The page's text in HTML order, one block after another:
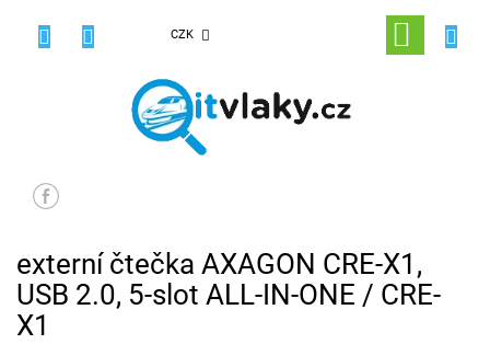
CZK
NÁKUPNÍ
KOŠÍK
externí čtečka AXAGON CRE-X1,
USB 2.0, 5-slot ALL-IN-ONE / CRE-
X1